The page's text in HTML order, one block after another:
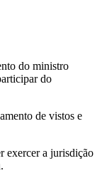
do ministro
do
de vistos e
exercer a jurisdição